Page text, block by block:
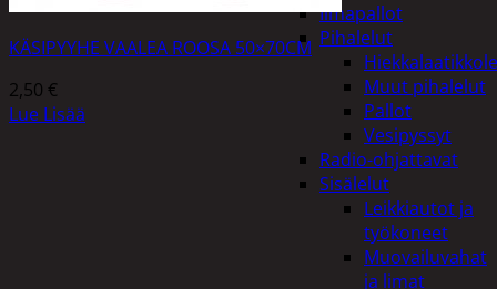
Ilmapallot
Pihalelut
Muut pihalelut
Pallot
Vesipyssyt
Radio-ohjattavat
Sisälelut
Leikkiautot ja
työkoneet
Muovailuvahat
ja limat
KÄSIPYYHE VAALEA ROOSA 50×70CM
2,50 €
Lue Lisää